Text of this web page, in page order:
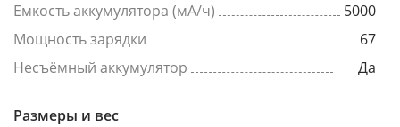
Емкость аккумулятора (мА/ч)
5000
Мощность зарядки
67
Несъёмный аккумулятор
Да
Размеры и вес